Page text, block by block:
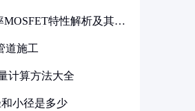
MOSFET特性解析及其在
道施工
计算方法大全
小径是多少